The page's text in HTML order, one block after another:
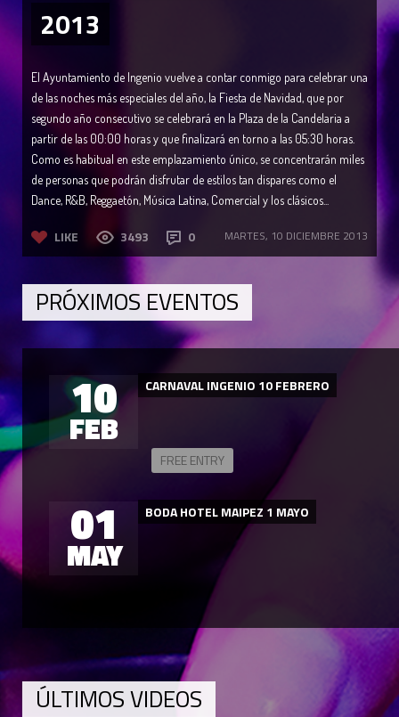
2013
El Ayuntamiento de Ingenio vuelve a contar conmigo para celebrar una
de las noches más especiales del año, la Fiesta de Navidad, que por
segundo año consecutivo se celebrará en la Plaza de la Candelaria a
partir de las 00:00 horas y que finalizará en torno a las 05:30 horas.
Como es habitual en este emplazamiento único, se concentrarán miles
de personas que podrán disfrutar de estilos tan dispares como el
Dance, R&B, Reggaetón, Música Latina, Comercial y los clásicos...
LIKE 3493 0 MARTES, 10 DICIEMBRE 2013
PRÓXIMOS EVENTOS
10
FEB
CARNAVAL INGENIO 10 FEBRERO
FREE ENTRY
01
MAY
BODA HOTEL MAIPEZ 1 MAYO
ÚLTIMOS VIDEOS